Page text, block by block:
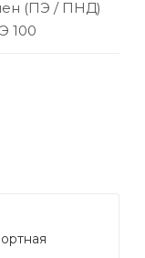
(ПЭ / ПНД)
100